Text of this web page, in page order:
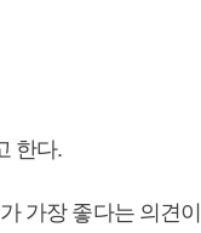
한다.
가장 좋다는 의견이